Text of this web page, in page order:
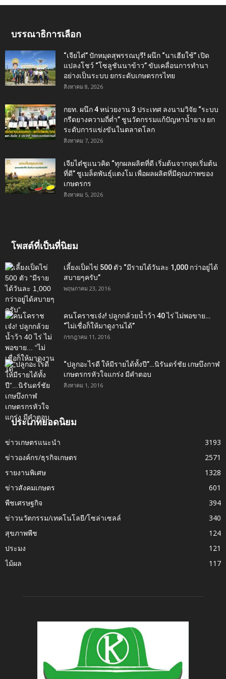
บรรณาธิการเลือก
“เจียไต๋” ปักหมุดสุพรรณบุรี! ผนึก “นาเฮียใช้” เปิด
แปลงโชว์ “โซลูชันนาข้าว” ขับเคลื่อนการทำนา
อย่างเป็นระบบ ยกระดับเกษตรกรไทย
สิงหาคม 8, 2026
กยท. ผนึก 4 หน่วยงาน 3 ประเทศ ลงนามวิจัย “ระบบ
กรีดยางความถี่ต่ำ” ชูนวัตกรรมแก้ปัญหาน้ำยาง ยก
ระดับการแข่งขันในตลาดโลก
สิงหาคม 7, 2026
เจียไต๋ชูแนวคิด “ทุกผลผลิตที่ดี เริ่มต้นจากจุดเริ่มต้น
ที่ดี” ชูเมล็ดพันธุ์แตงโม เพื่อผลผลิตที่มีคุณภาพของ
เกษตรกร
สิงหาคม 5, 2026
โพสต์ที่เป็นที่นิยม
เลี้ยงเป็ดไข่ 500 ตัว “มีรายได้วันละ 1,000 กว่าอยู่ได้
สบายๆครับ”
พฤษภาคม 23, 2016
คนโคราชเจ๋ง! ปลูกกล้วยน้ำว้า 40 ไร่ ไม่พอขาย…
“ไม่เชื่อก็ให้มาดูงานได้”‬
กรกฎาคม 11, 2016
“ปลูกอะไรดี ให้มีรายได้ทั้งปี”…นิรันดร์ชัย เกษบึงกาฬ
เกษตรกรหัวใจแกร่ง มีคำตอบ
สิงหาคม 1, 2016
ประเภทยอดนิยม
ข่าวเกษตรแนะนำ
3193
ข่าวองค์กร/ธุรกิจเกษตร
2571
รายงานพิเศษ
1328
ข่าวสังคมเกษตร
601
พืชเศรษฐกิจ
394
ข่าวนวัตกรรม/เทคโนโลยี/โซล่าเซลล์
340
สุขภาพพืช
124
ประมง
121
ไม้ผล
117